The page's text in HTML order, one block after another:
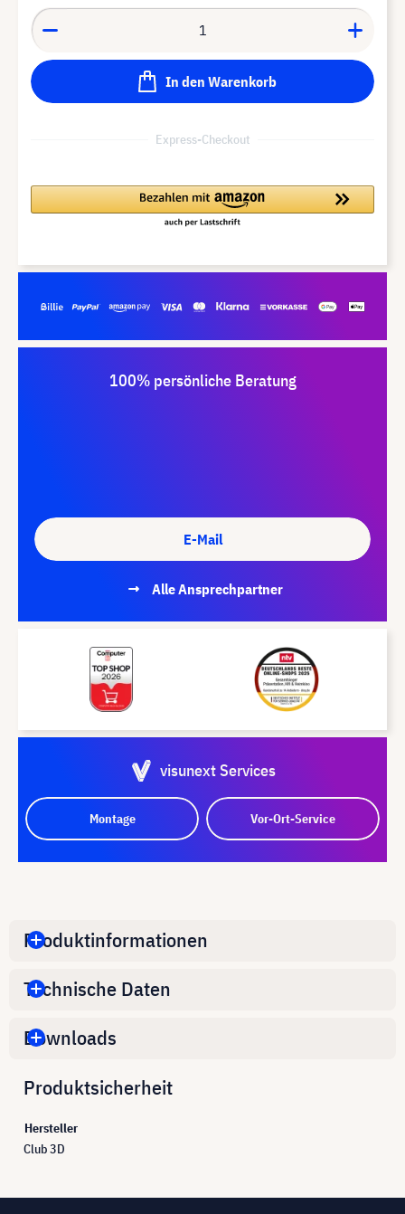
In den Warenkorb
Express-Checkout
100% persönliche Beratung
E-Mail
Alle Ansprechpartner
visunext Services
Montage Vor-Ort-Service
Produktinformationen
Technische Daten
Downloads
Produktsicherheit
Hersteller
Club 3D